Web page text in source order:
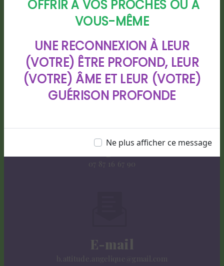
OFFRIR À VOS PROCHES OU À
VOUS-MÊME
UNE RECONNEXION À LEUR
(VOTRE) ÊTRE PROFOND, LEUR
(VOTRE) ÂME ET LEUR (VOTRE)
GUÉRISON PROFONDE
Ne plus afficher ce message
Adresse
88 chemin de Bigarre lotissement
CHIOULEBEN, 40280 HAUT MAUCO
Téléphone
07 87 16 67 90
E-mail
b.attitude.angelique@gmail.com